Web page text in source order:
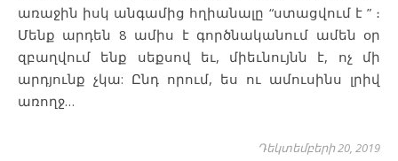
առաջին իսկ անգամից հղիանալը “ստացվում է ” ։
Մենք արդեն 8 ամիս է գործնականում ամեն օր
զբաղվում ենք սեքսով եւ, միեւնույնն է, ոչ մի
արդյունք չկա: Ընդ որում, ես ու ամուսինս լրիվ
առողջ…
Դեկտեմբերի 20, 2019